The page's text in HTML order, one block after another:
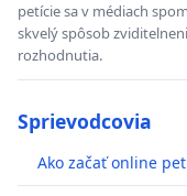
petície sa v médiach
skvelý spôsob
rozhodnutia.
Sprievodcovia
Ako začať online